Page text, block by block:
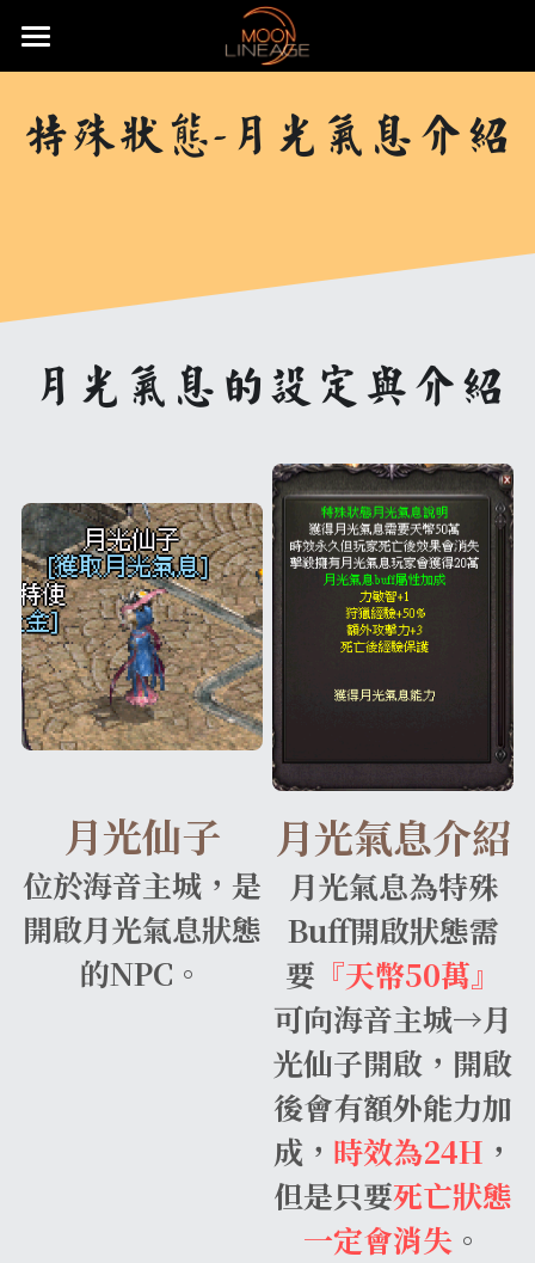
主頁
遊戲設定介紹
妖精介紹
法師介紹
大陸地圖介紹
限時特殊地圖
特色系統介紹
血盟通關-屠龍副本
特殊狀態月畔氣息
特殊狀態城主天上金
換匯喵喵系統
法師召喚介紹
寵物介紹
寵物裝備介紹
防具附魔介紹
武器品質系統介紹
武防飾品祝福化能力介紹
武防過安定能力加成介紹
傲慢的加護石介紹
武器屬性強化卷軸介紹
推廣大使勛章介紹
變身卡收集
變身卡收藏加成
魔法娃娃合成
魔法娃娃收藏加成
紋樣系統介紹
伊娃紋樣
沙哈紋樣
帕格里奧紋樣
馬普勒紋樣
收藏獎勵介紹
地圖狩獵證明收藏
武器防具收藏介紹
四龍祭司娃娃系統
四龍祭司娃娃介紹
四龍祭司娃娃洗鍊介紹
料理以及特殊道具介紹
材料與道具
好運潘朵拉禮盒介紹
基礎武器
防具介紹
頭盔
手套
內衣
盔甲
盾牌
斗篷
古代臂甲
飾品介紹
麥斯特耳環
戒指
腰帶
大地女神的祝福
一般耳環
功能戒指(第四戒)
怪物符文介紹
等級獎勵-職業符文介紹
騎士符文
王子符文
妖精符文
法師符文
黑暗妖精符文
自動狩獵介紹
常態化活動
無限大戰介紹
攻城戰
快速上手
遊戲理念與透明化的原則
特殊節慶型活動
開服衝等拿好禮活動
飄忽不定的旅人
2025中秋節活動盛典
2025聖誕喜樂活動盛典
重要公告
全服日常公告事項
推文回報說明
月畔遊戲規章
外掛查緝細節
違反規章懲罰名單
轉職服務
等值交換服務
贊助說明
免責聲明
繁體中文
繁體中文
24H自動贊助
特殊狀態-月光氣息介紹
月光氣息的設定與介紹
月光仙子
位於海音主城，是
開啟月光氣息狀態
的NPC。
月光氣息介紹
月光氣息為特殊
Buff開啟狀態需
要 『天幣50萬』
可向海音主城→月
光仙子開啟，開啟
後會有額外能力加
成， 時效為24H ，
但是只要死亡狀態
一定會消失 。
部落格分類
所有博客分類